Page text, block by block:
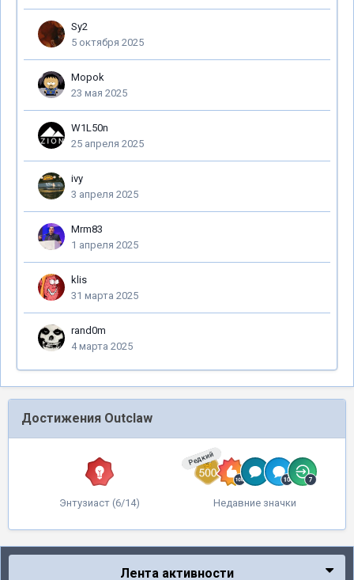
Sy2
5 октября 2025
Mopok
23 мая 2025
W1L50n
25 апреля 2025
ivy
3 апреля 2025
Mrm83
1 апреля 2025
klis
31 марта 2025
rand0m
4 марта 2025
Достижения Outclaw
Энтузиаст (6/14)
Редкий
Недавние значки
Лента активности